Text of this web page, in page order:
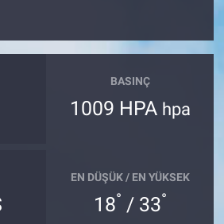
BASINÇ
1009 HPA hpa
EN DÜŞÜK / EN YÜKSEK
18° / 33°